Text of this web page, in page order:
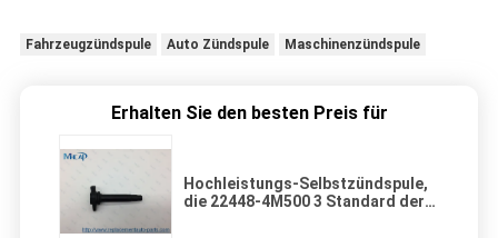
Fahrzeugzündspule Auto Zündspule Maschinenzündspule
Erhalten Sie den besten Preis für
Hochleistungs-Selbstzündspule,
die 22448-4M500 3 Standard der